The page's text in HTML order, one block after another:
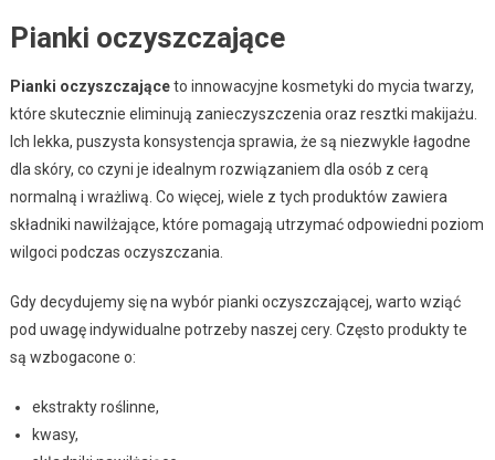
Pianki oczyszczające
Pianki oczyszczająceto innowacyjne kosmetyki do mycia twarzy,
które skutecznie eliminują zanieczyszczenia oraz resztki makijażu.
Ich lekka, puszysta konsystencja sprawia, że są niezwykle łagodne
dla skóry, co czyni je idealnym rozwiązaniem dla osób z cerą
normalną i wrażliwą. Co więcej, wiele z tych produktów zawiera
składniki nawilżające, które pomagają utrzymać odpowiedni poziom
wilgoci podczas oczyszczania.
Gdy decydujemy się na wybór pianki oczyszczającej, warto wziąć
pod uwagę indywidualne potrzeby naszej cery. Często produkty te
są wzbogacone o:
ekstrakty roślinne,
kwasy,